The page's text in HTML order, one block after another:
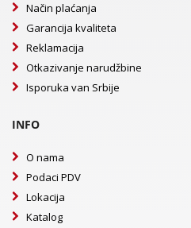
Način plaćanja
Garancija kvaliteta
Reklamacija
Otkazivanje narudžbine
Isporuka van Srbije
INFO
O nama
Podaci PDV
Lokacija
Katalog